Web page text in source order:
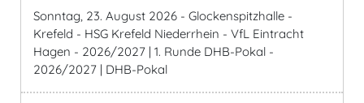
Sonntag, 23. August 2026 - Glockenspitzhalle -
Krefeld - HSG Krefeld Niederrhein - VfL Eintracht
Hagen - 2026/2027 | 1. Runde DHB-Pokal -
2026/2027 | DHB-Pokal